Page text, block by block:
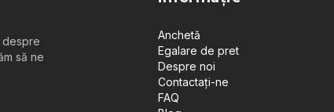
despre
să ne
Anchetă
Egalare de pret
Despre noi
Contactați-ne
FAQ